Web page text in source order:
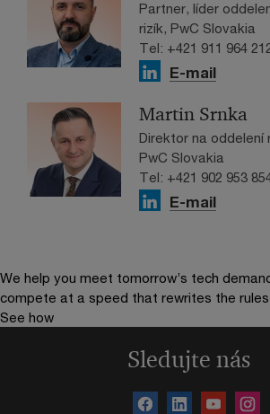
Partner, líder
rizík, PwC Slovakia
Tel: +421 911 964
E-mail
Martin Srnka
Direktor na oddelení
PwC Slovakia
Tel: +421 902 953
E-mail
We help you meet tomorrow’s tech
compete at a speed that rewrites the rules
See how
Sledujte nás